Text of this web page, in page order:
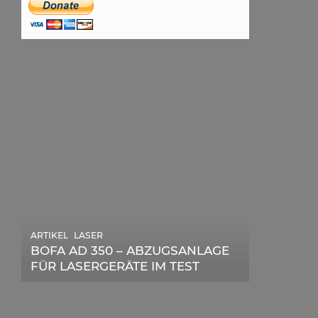
BOFA AD 350 – ABZUGSANLAGE
FÜR LASERGERÄTE IM TEST
ARTIKEL LASER
DIE BEDEUTENDSTEN SCHRITTE
ZUR ERFOLGREICHEN
ARTIKEL, SONSTIGE